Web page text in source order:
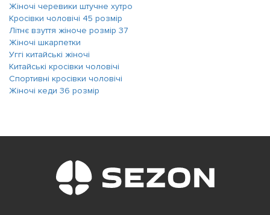
Жіночі черевики штучне хутро
Кросівки чоловічі 45 розмір
Літнє взуття жіноче розмір 37
Жіночі шкарпетки
Уггі китайські жіночі
Китайські кросівки чоловічі
Спортивні кросівки чоловічі
Жіночі кеди 36 розмір